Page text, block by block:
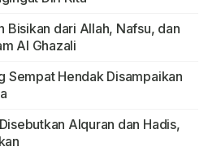
Bisikan dari Allah, Nafsu, dan
Al Ghazali
Sempat Hendak Disampaikan
Alquran dan Hadis,